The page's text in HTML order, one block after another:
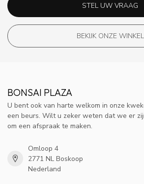
STEL UW VRAAG
BEKIJK ONZE WINKEL
BONSAI PLAZA
U bent ook van harte welkom in onze
een beurs. Wilt u zeker weten dat we er
om een afspraak te maken.
Omloop 4
2771 NL Boskoop
Nederland